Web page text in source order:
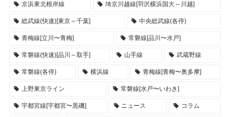
京浜東北根岸線 埼京川越線[羽沢横浜国大～川越]
総武線(快速)[東京～千葉] 中央総武線(各停)
青梅線[立川〜青梅] 常磐線[品川〜水戸]
常磐線(快速)[品川～取手] 山手線 武蔵野線
常磐線(各停) 横浜線 青梅線[青梅〜奥多摩]
上野東京ライン 常磐線[水戸〜いわき]
宇都宮線[宇都宮〜黒磯] ニュース コラム